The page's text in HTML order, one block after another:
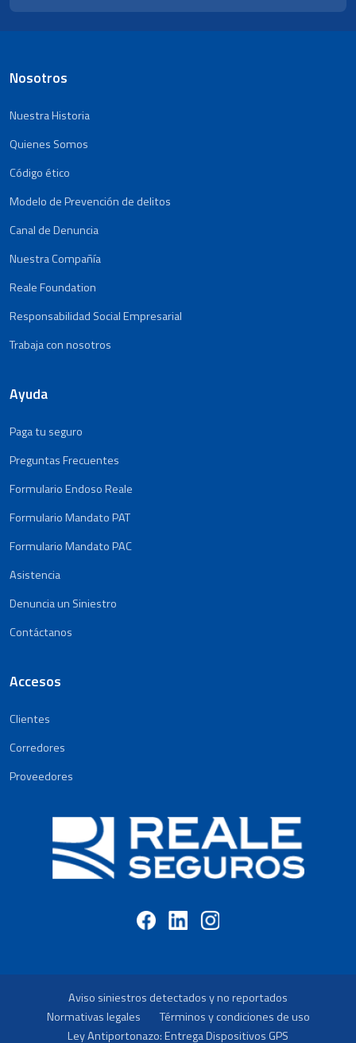
Nosotros
Nuestra Historia
Quienes Somos
Código ético
Modelo de Prevención de delitos
Canal de Denuncia
Nuestra Compañía
Reale Foundation
Responsabilidad Social Empresarial
Trabaja con nosotros
Ayuda
Paga tu seguro
Preguntas Frecuentes
Formulario Endoso Reale
Formulario Mandato PAT
Formulario Mandato PAC
Asistencia
Denuncia un Siniestro
Contáctanos
Accesos
Clientes
Corredores
Proveedores
Aviso siniestros detectados y no reportados
Normativas legales
Términos y condiciones de uso
Ley Antiportonazo: Entrega Dispositivos GPS